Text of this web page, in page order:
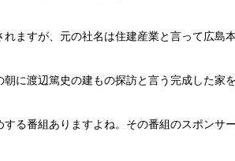
れますが、元の社名は住建産業と言って広島
朝に渡辺篤史の建もの探訪と言う完成した家を
する番組ありますよね。その番組のスポンサー